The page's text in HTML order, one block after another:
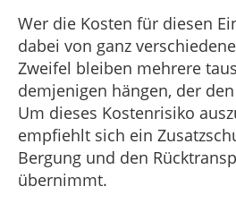
Wer die Kosten für diesen
dabei von ganz
Zweifel bleiben mehrere
demjenigen hängen, der
Um dieses Kostenrisiko
empfiehlt sich ein
Bergung und den
übernimmt.